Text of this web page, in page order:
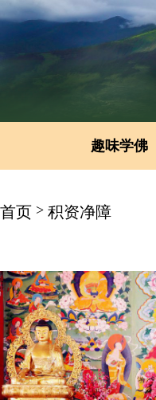
趣味学佛
首页 > 积资净障